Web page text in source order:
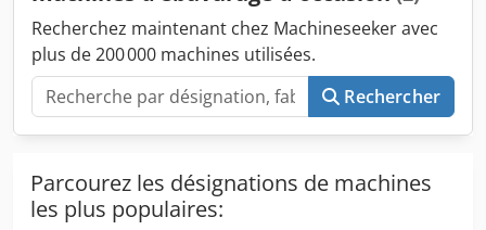
vitesse de bande réglable 0,4 – 2,5 m/min
Recherchez maintenant chez Machineseeker avec
plus de 200 000 machines utilisées.
Rechercher
Parcourez les désignations de machines
les plus populaires: